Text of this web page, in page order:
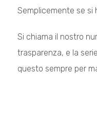
Semplicemente se si
Si chiama il nostro
trasparenza, e la
questo sempre per